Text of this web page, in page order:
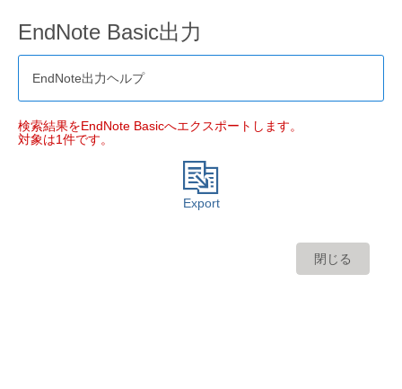
EndNote Basic出力
EndNote出力ヘルプ
検索結果をEndNote Basicへエクスポートします。
対象は1件です。
Export